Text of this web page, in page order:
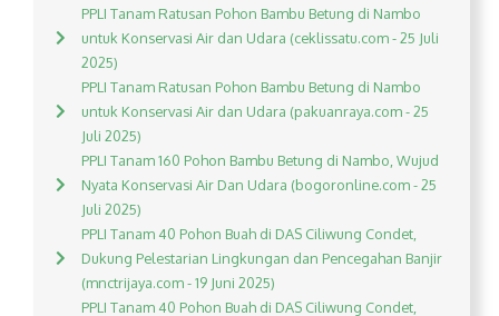
PPLI Tanam Ratusan Pohon Bambu Betung di Nambo
untuk Konservasi Air dan Udara (ceklissatu.com - 25 Juli
2025)
PPLI Tanam Ratusan Pohon Bambu Betung di Nambo
untuk Konservasi Air dan Udara (pakuanraya.com - 25
Juli 2025)
PPLI Tanam 160 Pohon Bambu Betung di Nambo, Wujud
Nyata Konservasi Air Dan Udara (bogoronline.com - 25
Juli 2025)
PPLI Tanam 40 Pohon Buah di DAS Ciliwung Condet,
Dukung Pelestarian Lingkungan dan Pencegahan Banjir
(mnctrijaya.com - 19 Juni 2025)
PPLI Tanam 40 Pohon Buah di DAS Ciliwung Condet,